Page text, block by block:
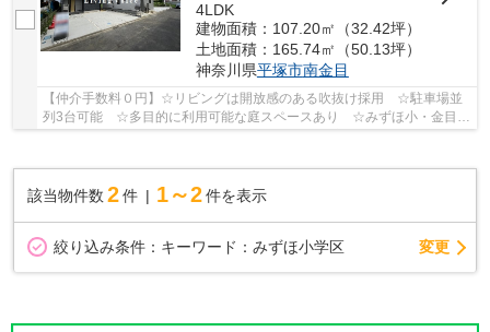
4LDK
建物面積：107.20㎡（32.42坪）
土地面積：165.74㎡（50.13坪）
神奈川県平塚市南金目
【仲介手数料０円】☆リビングは開放感のある吹抜け採用 ☆駐車場並
列3台可能 ☆多目的に利用可能な庭スペースあり ☆みずほ小・金目中
該当物件数 2件 1～2 件を表示
絞り込み条件： キーワード：みずほ小学区 変更